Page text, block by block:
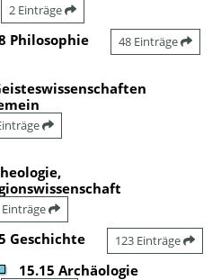
2 Einträge
Philosophie 48 Einträge
Einträge
Geschichte 123 Einträge
15.15 Archäologie